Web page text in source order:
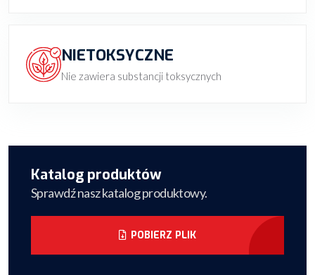
NIETOKSYCZNE
Nie zawiera substancji toksycznych
Katalog produktów
Sprawdź nasz katalog produktowy.
POBIERZ PLIK